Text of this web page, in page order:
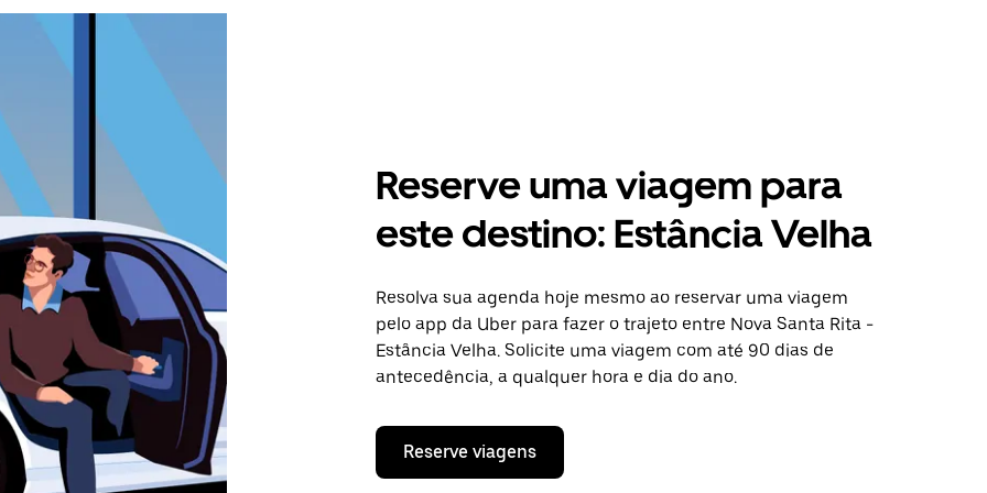
Reserve uma viagem para
este destino: Estância Velha
Resolva sua agenda hoje mesmo ao reservar uma viagem
pelo app da Uber para fazer o trajeto entre Nova Santa Rita -
Estância Velha. Solicite uma viagem com até 90 dias de
antecedência, a qualquer hora e dia do ano.
Reserve viagens